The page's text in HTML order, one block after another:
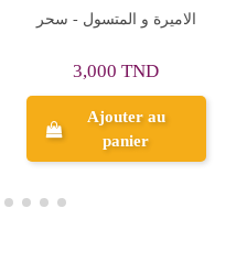
CLUBHOUSE مغامرة
6,350 TND
Ajouter au
panier